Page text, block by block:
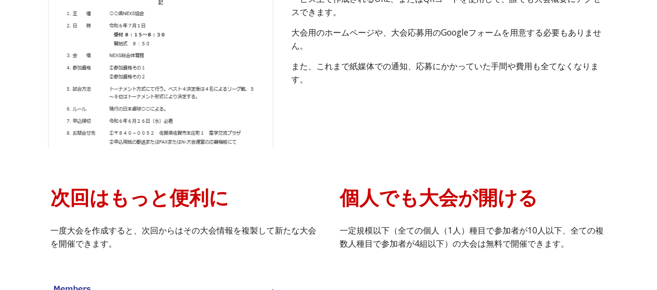
スできます。
大会用のホームページや、大会応募用のGoogleフォームを用意する必要もありませ
ん。
また、これまで紙媒体での通知、応募にかかっていた手間や費用も全てなくなりま
す。
次回はもっと便利に
一度大会を作成すると、次回からはその大会情報を複製して新たな大会
を開催できます。
個人でも大会が開ける
一定規模以下（全ての個人（1人）種目で参加者が10人以下、全ての複
数人種目で参加者が4組以下）の大会は無料で開催できます。